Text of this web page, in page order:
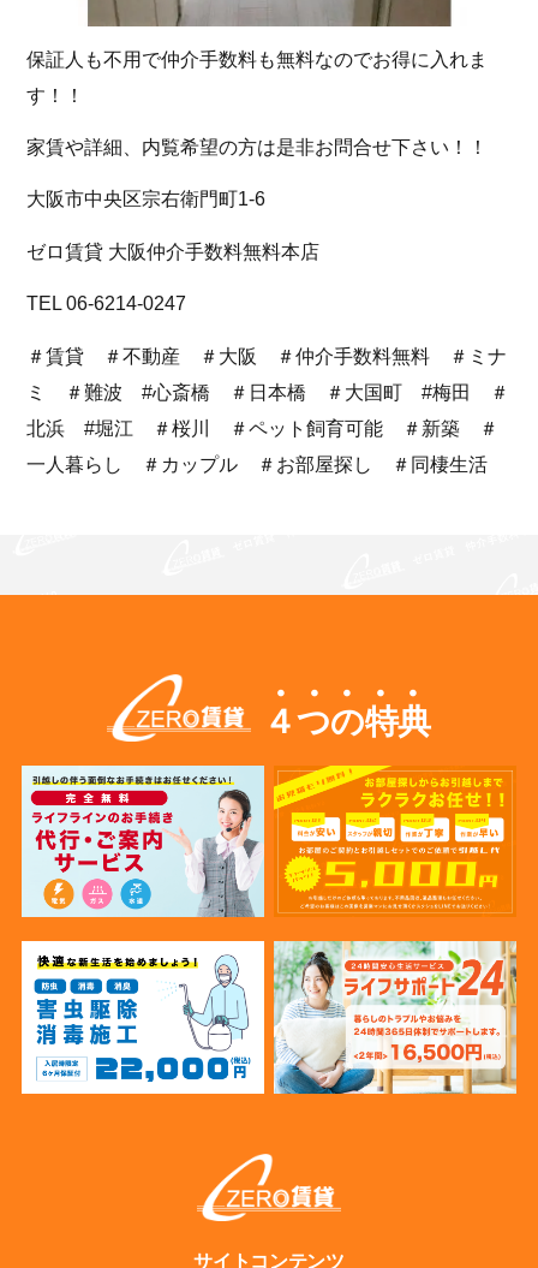
保証人も不用で仲介手数料も無料なのでお得に入れま
す！！
家賃や詳細、内覧希望の方は是非お問合せ下さい！！
大阪市中央区宗右衛門町1-6
ゼロ賃貸 大阪仲介手数料無料本店
TEL 06-6214-0247
＃賃貸 ＃不動産 ＃大阪 ＃仲介手数料無料 ＃ミナ
ミ ＃難波 #心斎橋 ＃日本橋 ＃大国町 #梅田 ＃
北浜 #堀江 ＃桜川 ＃ペット飼育可能 ＃新築 ＃
一人暮らし ＃カップル ＃お部屋探し ＃同棲生活
４つの特典
サイトコンテンツ